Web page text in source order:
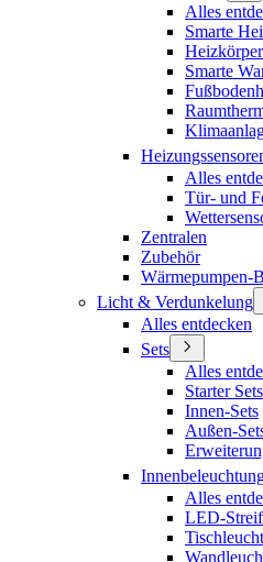
Alles
Smarte
Smarte
Alles
Tür- und
Zentralen
Zubehör
Wärmepumpen-
Licht & Verdunkelung
Alles entdecken
Sets
Alles
Starter Sets
Innen-Sets
Außen-
Alles
LED-